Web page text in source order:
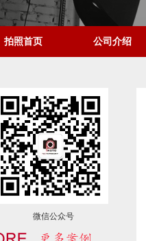
拍照首页 公司介绍
微信公众号